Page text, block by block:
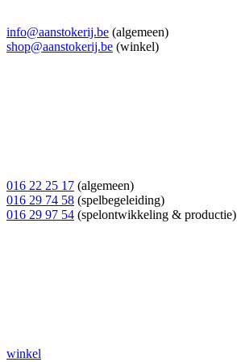
info@aanstokerij.be (algemeen)
shop@aanstokerij.be (winkel)
016 22 25 17 (algemeen)
016 29 74 58 (spelbegeleiding)
016 29 97 54 (spelontwikkeling & productie)
winkel